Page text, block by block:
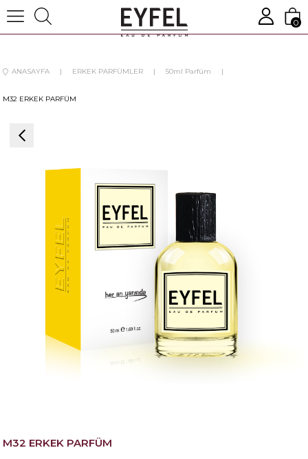
0
ANASAYFA ERKEK PARFÜMLER 50ml Parfüm
M32 ERKEK PARFÜM
M32 ERKEK PARFÜM